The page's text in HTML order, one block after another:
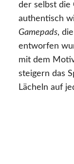
der selbst die
authentisch
Gamepads,
entworfen
mit dem
steigern das
Lächeln auf